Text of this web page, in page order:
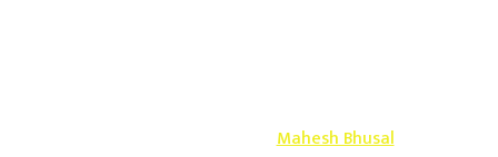
Design & Develop By-Mahesh Bhusal